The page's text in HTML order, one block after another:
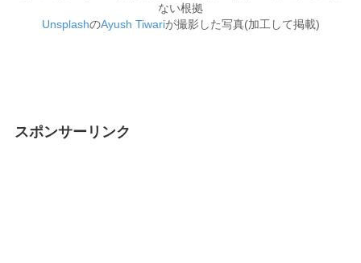
ない根拠
UnsplashのAyush Tiwariが撮影した写真(加工して掲載)
スポンサーリンク